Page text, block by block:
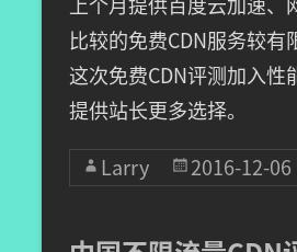
比较的免费CDN服务较有
这次免费CDN评测加入性
提供站长更多选择。
Larry
2016-12-06